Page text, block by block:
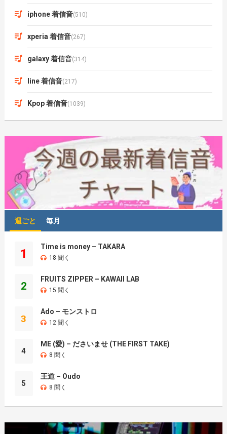
iphone 着信音(510)
xperia 着信音(267)
galaxy 着信音(314)
line 着信音(217)
Kpop 着信音(1039)
週ごと 毎月
1
Time is money – TAKARA
18 聞く
2
FRUITS ZIPPER – KAWAII LAB
15 聞く
3
Ado – モンストロ
12 聞く
4
ME (愛) – ださいませ (THE FIRST TAKE)
8 聞く
5
王道 – Oudo
8 聞く